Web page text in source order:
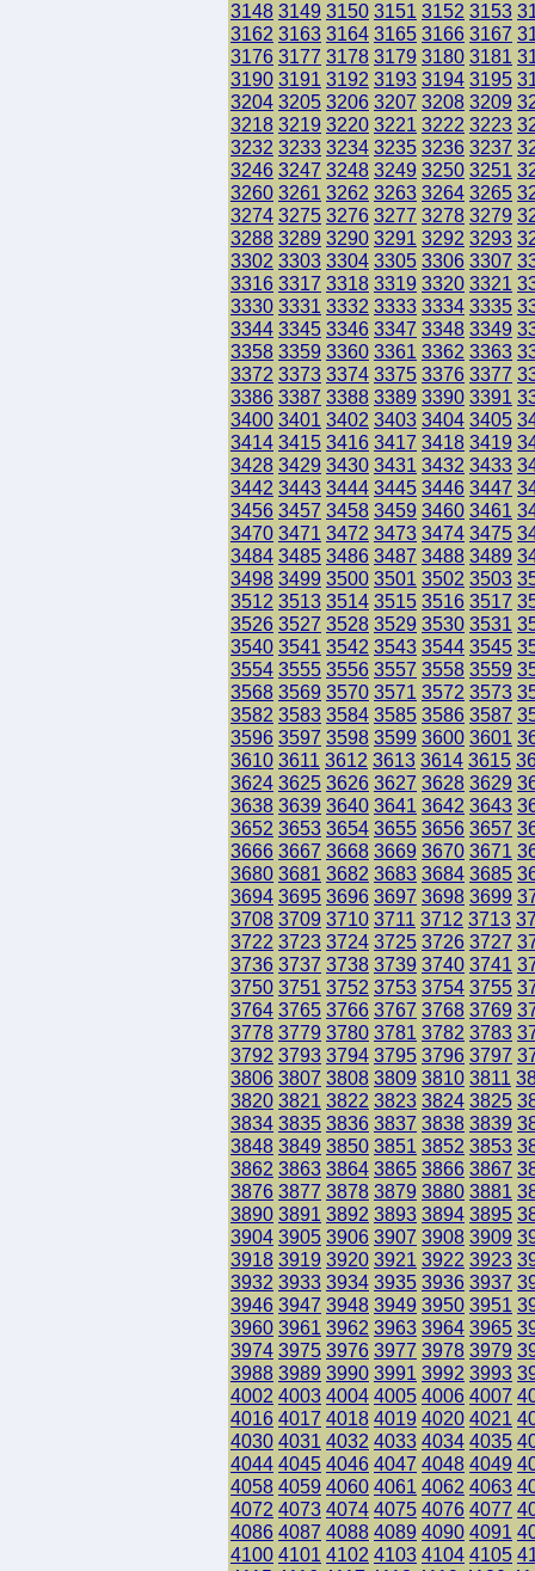
3148 3149 3150 3151 3152 3153
3162 3163 3164 3165 3166 3167
3176 3177 3178 3179 3180 3181
3190 3191 3192 3193 3194 3195
3204 3205 3206 3207 3208 3209
3218 3219 3220 3221 3222 3223
3232 3233 3234 3235 3236 3237
3246 3247 3248 3249 3250 3251
3260 3261 3262 3263 3264 3265
3274 3275 3276 3277 3278 3279
3288 3289 3290 3291 3292 3293
3302 3303 3304 3305 3306 3307
3316 3317 3318 3319 3320 3321
3330 3331 3332 3333 3334 3335
3344 3345 3346 3347 3348 3349
3358 3359 3360 3361 3362 3363
3372 3373 3374 3375 3376 3377
3386 3387 3388 3389 3390 3391
3400 3401 3402 3403 3404 3405
3414 3415 3416 3417 3418 3419
3428 3429 3430 3431 3432 3433
3442 3443 3444 3445 3446 3447
3456 3457 3458 3459 3460 3461
3470 3471 3472 3473 3474 3475
3484 3485 3486 3487 3488 3489
3498 3499 3500 3501 3502 3503
3512 3513 3514 3515 3516 3517
3526 3527 3528 3529 3530 3531
3540 3541 3542 3543 3544 3545
3554 3555 3556 3557 3558 3559
3568 3569 3570 3571 3572 3573
3582 3583 3584 3585 3586 3587
3596 3597 3598 3599 3600 3601
3610 3611 3612 3613 3614 3615
3624 3625 3626 3627 3628 3629
3638 3639 3640 3641 3642 3643
3652 3653 3654 3655 3656 3657
3666 3667 3668 3669 3670 3671
3680 3681 3682 3683 3684 3685
3694 3695 3696 3697 3698 3699
3708 3709 3710 3711 3712 3713
3722 3723 3724 3725 3726 3727
3736 3737 3738 3739 3740 3741
3750 3751 3752 3753 3754 3755
3764 3765 3766 3767 3768 3769
3778 3779 3780 3781 3782 3783
3792 3793 3794 3795 3796 3797
3806 3807 3808 3809 3810 3811
3820 3821 3822 3823 3824 3825
3834 3835 3836 3837 3838 3839
3848 3849 3850 3851 3852 3853
3862 3863 3864 3865 3866 3867
3876 3877 3878 3879 3880 3881
3890 3891 3892 3893 3894 3895
3904 3905 3906 3907 3908 3909
3918 3919 3920 3921 3922 3923
3932 3933 3934 3935 3936 3937
3946 3947 3948 3949 3950 3951
3960 3961 3962 3963 3964 3965
3974 3975 3976 3977 3978 3979
3988 3989 3990 3991 3992 3993
4002 4003 4004 4005 4006 4007
4016 4017 4018 4019 4020 4021
4030 4031 4032 4033 4034 4035
4044 4045 4046 4047 4048 4049
4058 4059 4060 4061 4062 4063
4072 4073 4074 4075 4076 4077
4086 4087 4088 4089 4090 4091
4100 4101 4102 4103 4104 4105